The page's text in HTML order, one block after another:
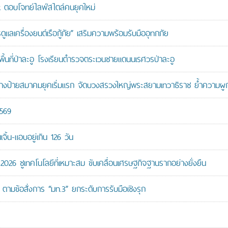
ตอบโจทย์ไลฟ์สไตล์คนยุคใหม่
เครื่องยนต์เรือกู้ภัย” เสริมความพร้อมรับมืออุทกภัย
าละอู โรงเรียนตำรวจตระเวนชายแดนนเรศวรป่าละอู
ายสมาคมยุคเริ่มแรก จัดบวงสรวงใหญ่พระสยามเทวาธิราช ย้ำความ
น-แอบอยู่เกิน 126 วัน
ชูเทคโนโลยีที่เหมาะสม ขับเคลื่อนเศรษฐกิจฐานรากอย่างยั่งยืน
มข้อสั่งการ “มท.3” ยกระดับการรับมือเชิงรุก